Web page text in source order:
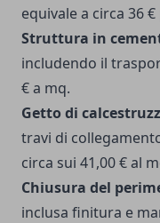
equivale a circa 36
Struttura in
includendo il
€ a mq.
Getto di
travi di
circa sui 41,00 € al
Chiusura del
inclusa finitura e